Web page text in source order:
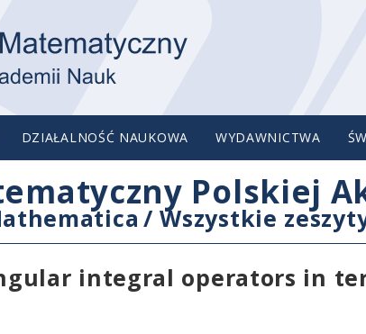
DZIAŁALNOŚĆ NAUKOWA WYDAWNICTWA
Polskiej
/Wszystkie
integral operators in